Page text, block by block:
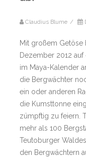
Claudius Blume /
Mit großem Getöse
Dezember 2012
im Maya-Kalender
die Bergwächter
ein oder anderen
die Kumsttonne
zümpftig zu feiern.
mehr als 100
Teutoburger
den Bergwächtern